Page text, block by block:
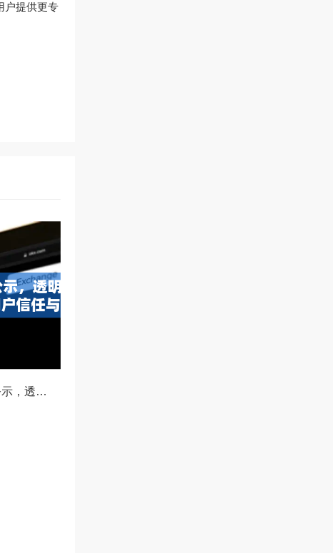
户提供更专
OKX减仓比例公示，透明化运营如何重塑用户信任与市场格局